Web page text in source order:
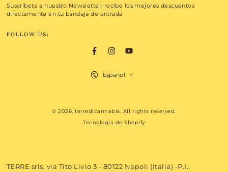
correo
Suscríbete a nuestro Newsletter, recibe los mejores descuentos
directamente en tu bandeja de entrada
FOLLOW US:
FacebookInstagramYouTube
© 2026,terredicannabis. All rights reserved.
Tecnología de Shopify
Idioma
Español
TERRE srls, via Tito Livio 3 - 80122 Napoli (Italia) -P.I.: